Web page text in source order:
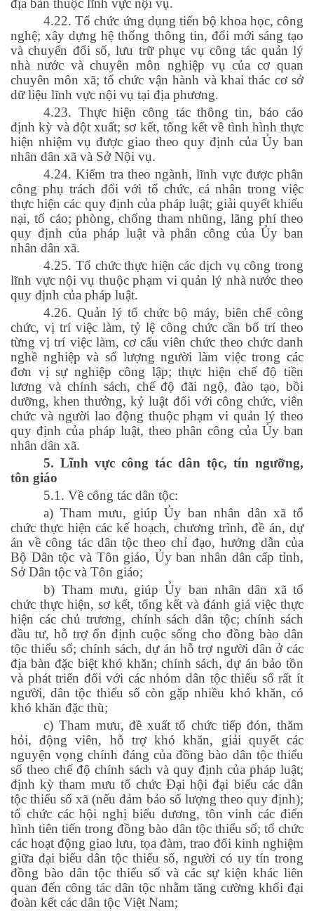
địa bàn thuộc lĩnh vực nội vụ.
4.22. Tổ chức ứng dụng tiến bộ khoa học, công
nghệ; xây dựng hệ thống thông tin, đổi mới sáng tạo
và chuyển đổi số, lưu trữ phục vụ công tác quản lý
nhà nước và chuyên môn nghiệp vụ của cơ quan
chuyên môn xã; tổ chức vận hành và khai thác cơ sở
dữ liệu lĩnh vực nội vụ tại địa phương.
4.23. Thực hiện công tác thông tin, báo cáo
định kỳ và đột xuất; sơ kết, tổng kết về tình hình thực
hiện nhiệm vụ được giao theo quy định của Ủy ban
nhân dân xã và Sở Nội vụ.
4.24. Kiểm tra theo ngành, lĩnh vực được phân
công phụ trách đối với tổ chức, cá nhân trong việc
thực hiện các quy định của pháp luật; giải quyết khiếu
nại, tố cáo; phòng, chống tham nhũng, lãng phí theo
quy định của pháp luật và phân công của Ủy ban
nhân dân xã.
4.25. Tổ chức thực hiện các dịch vụ công trong
lĩnh vực nội vụ thuộc phạm vi quản lý nhà nước theo
quy định của pháp luật.
4.26. Quản lý tổ chức bộ máy, biên chế công
chức, vị trí việc làm, tỷ lệ công chức cần bố trí theo
từng vị trí việc làm, cơ cấu viên chức theo chức danh
nghề nghiệp và số lượng người làm việc trong các
đơn vị sự nghiệp công lập; thực hiện chế độ tiền
lương và chính sách, chế độ đãi ngộ, đào tạo, bồi
dưỡng, khen thưởng, kỷ luật đối với công chức, viên
chức và người lao động thuộc phạm vi quản lý theo
quy định của pháp luật, theo phân công của Ủy ban
nhân dân xã.
5. Lĩnh vực công tác dân tộc, tín ngưỡng,
tôn giáo
5.1. Về công tác dân tộc:
a) Tham mưu, giúp Ủy ban nhân dân xã tổ
chức thực hiện các kế hoạch, chương trình, đề án, dự
án về công tác dân tộc theo chỉ đạo, hướng dẫn của
Bộ Dân tộc và Tôn giáo, Ủy ban nhân dân cấp tỉnh,
Sở Dân tộc và Tôn giáo;
b) Tham mưu, giúp Ủy ban nhân dân xã tổ
chức thực hiện, sơ kết, tổng kết và đánh giá việc thực
hiện các chủ trương, chính sách dân tộc; chính sách
đầu tư, hỗ trợ ổn định cuộc sống cho đồng bào dân
tộc thiểu số; chính sách, dự án hỗ trợ người dân ở các
địa bàn đặc biệt khó khăn; chính sách, dự án bảo tồn
và phát triển đối với các nhóm dân tộc thiểu số rất ít
người, dân tộc thiểu số còn gặp nhiều khó khăn, có
khó khăn đặc thù;
c) Tham mưu, đề xuất tổ chức tiếp đón, thăm
hỏi, động viên, hỗ trợ khó khăn, giải quyết các
nguyện vọng chính đáng của đồng bào dân tộc thiểu
số theo chế độ chính sách và quy định của pháp luật;
định kỳ tham mưu tổ chức Đại hội đại biểu các dân
tộc thiểu số xã (nếu đảm bảo số lượng theo quy định);
tổ chức các hội nghị biểu dương, tôn vinh các điển
hình tiên tiến trong đồng bào dân tộc thiểu số; tổ chức
các hoạt động giao lưu, tọa đàm, trao đổi kinh nghiệm
giữa đại biểu dân tộc thiểu số, người có uy tín trong
đồng bào dân tộc thiểu số và các sự kiện khác liên
quan đến công tác dân tộc nhằm tăng cường khối đại
đoàn kết các dân tộc Việt Nam;